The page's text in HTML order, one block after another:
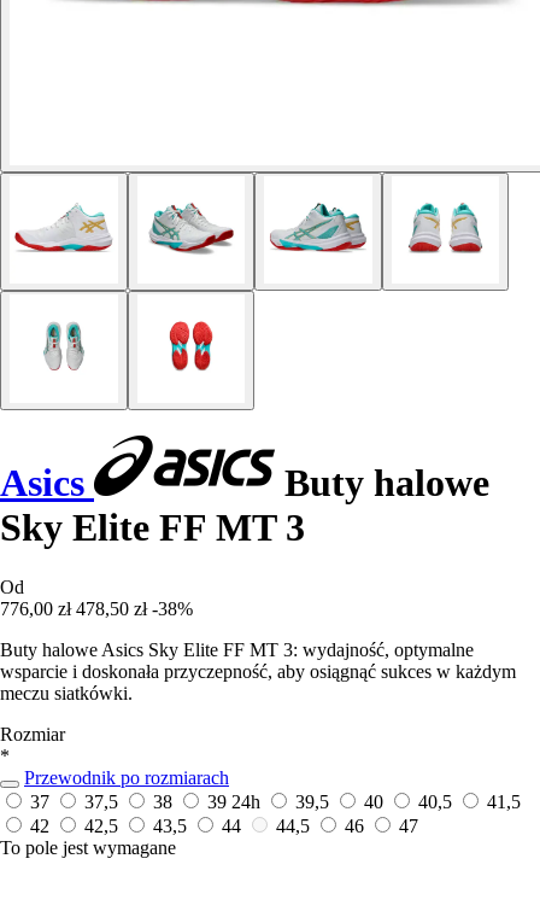
Asics
Buty halowe
Sky Elite FF MT 3
Od
776,00 zł 478,50 zł -38%
Buty halowe Asics Sky Elite FF MT 3: wydajność, optymalne
wsparcie i doskonała przyczepność, aby osiągnąć sukces w każdym
meczu siatkówki.
Rozmiar
*
Przewodnik po rozmiarach
37
37,5 38 39 24h 39,5 40 40,5
41,5
42
42,5 43,5 44 44,5 46
47
To pole jest wymagane